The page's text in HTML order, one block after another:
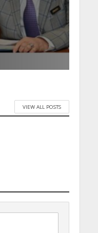
VIEW ALL POSTS